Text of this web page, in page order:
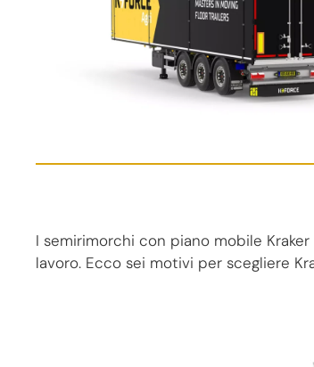
I semirimorchi con piano mobile
lavoro. Ecco sei motivi per scegliere